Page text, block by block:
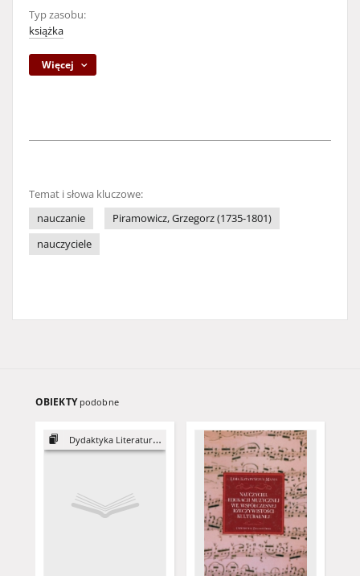
Typ zasobu:
książka
Więcej
Temat i słowa kluczowe:
nauczanie
Piramowicz, Grzegorz (1735-1801)
nauczyciele
OBIEKTY podobne
Dydaktyka Literatury, 9